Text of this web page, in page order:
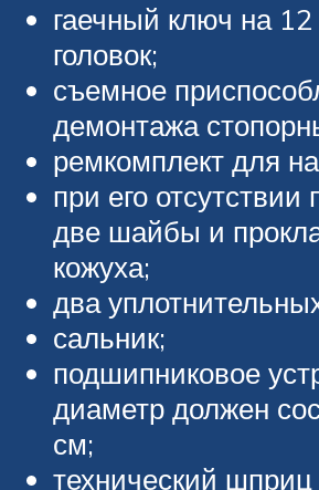
гаечный ключ на
головок;
съемное
демонтажа
ремкомплект для
при его отсутствии
две шайбы и
кожуха;
два
сальник;
подшипниковое
диаметр должен
см;
технический шприц